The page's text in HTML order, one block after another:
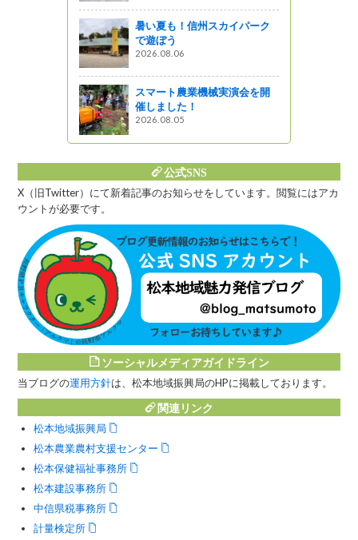
暑い夏も！信州スカイパーク
で遊ぼう
2026.08.06
スマート農業機械実演会を開
催しました！
2026.08.05
公式SNS
X（旧Twitter）にて新着記事のお知らせをしています。閲覧にはアカ
ウントが必要です。
ソーシャルメディアガイドライン
当ブログの運用方針は、松本地域振興局のHPに掲載しております。
関連リンク
松本地域振興局
松本農業農村支援センター
松本保健福祉事務所
松本建設事務所
中信県税事務所
計量検定所